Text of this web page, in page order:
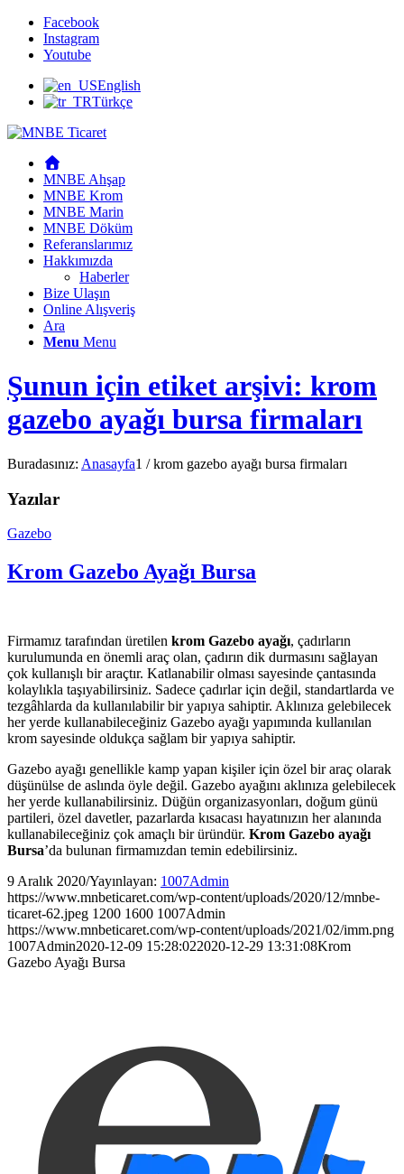
Facebook
Instagram
Youtube
English
Türkçe
MNBE Ahşap
MNBE Krom
MNBE Marin
MNBE Döküm
Referanslarımız
Hakkımızda
Haberler
Bize Ulaşın
Online Alışveriş
Ara
Menu Menu
Şunun için etiket arşivi: krom
gazebo ayağı bursa firmaları
Buradasınız: Anasayfa1 / krom gazebo ayağı bursa firmaları
Yazılar
Gazebo
Krom Gazebo Ayağı Bursa
Firmamız tarafından üretilen krom Gazebo ayağı, çadırların
kurulumunda en önemli araç olan, çadırın dik durmasını sağlayan
çok kullanışlı bir araçtır. Katlanabilir olması sayesinde çantasında
kolaylıkla taşıyabilirsiniz. Sadece çadırlar için değil, standartlarda ve
tezgâhlarda da kullanılabilir bir yapıya sahiptir. Aklınıza gelebilecek
her yerde kullanabileceğiniz Gazebo ayağı yapımında kullanılan
krom sayesinde oldukça sağlam bir yapıya sahiptir.
Gazebo ayağı genellikle kamp yapan kişiler için özel bir araç olarak
düşünülse de aslında öyle değil. Gazebo ayağını aklınıza gelebilecek
her yerde kullanabilirsiniz. Düğün organizasyonları, doğum günü
partileri, özel davetler, pazarlarda kısacası hayatınızın her alanında
kullanabileceğiniz çok amaçlı bir üründür. Krom Gazebo ayağı
Bursa’da bulunan firmamızdan temin edebilirsiniz.
9 Aralık 2020/Yayınlayan: 1007Admin
https://www.mnbeticaret.com/wp-content/uploads/2020/12/mnbe-
ticaret-62.jpeg 1200 1600 1007Admin
https://www.mnbeticaret.com/wp-content/uploads/2021/02/imm.png
1007Admin2020-12-09 15:28:022020-12-29 13:31:08Krom
Gazebo Ayağı Bursa